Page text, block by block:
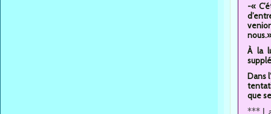
-«
nous.»
À la
Dans
que